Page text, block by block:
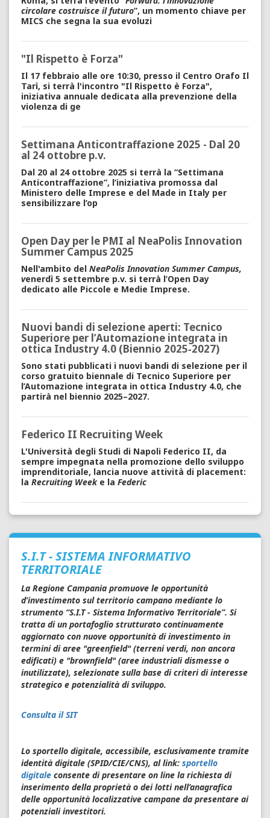
circolare costruisce il futuro”, un momento chiave per
MICS che segna la sua evoluzi
"Il Rispetto è Forza"
Il 17 febbraio alle ore 10:30, presso il Centro Orafo Il
Tarì, si terrà l'incontro "Il Rispetto è Forza",
iniziativa annuale dedicata alla prevenzione della
violenza di ge
Settimana Anticontraffazione 2025 - Dal 20
al 24 ottobre p.v.
Dal 20 al 24 ottobre 2025 si terrà la “Settimana
Anticontraffazione”, l’iniziativa promossa dal
Ministero delle Imprese e del Made in Italy per
sensibilizzare l’op
Open Day per le PMI al NeaPolis Innovation
Summer Campus 2025
Nell'ambito del NeaPolis Innovation Summer Campus,
venerdì 5 settembre p.v. si terrà l’Open Day
dedicato alle Piccole e Medie Imprese.
Nuovi bandi di selezione aperti: Tecnico
Superiore per l’Automazione integrata in
ottica Industry 4.0 (Biennio 2025‑2027)
Sono stati pubblicati i nuovi bandi di selezione per il
corso gratuito biennale di Tecnico Superiore per
l’Automazione integrata in ottica Industry 4.0, che
partirà nel biennio 2025–2027.
Federico II Recruiting Week
L'Università degli Studi di Napoli Federico II, da
sempre impegnata nella promozione dello sviluppo
imprenditoriale, lancia nuove attività di placement:
la Recruiting Weeke la Federic
S.I.T - SISTEMA INFORMATIVO
TERRITORIALE
La Regione Campania promuove le opportunità
d’investimento sul territorio campano mediante lo
strumento “S.I.T - Sistema Informativo Territoriale”. Si
tratta di un portafoglio strutturato continuamente
aggiornato con nuove opportunità di investimento in
termini di aree "greenfield" (terreni verdi, non ancora
edificati) e "brownfield" (aree industriali dismesse o
inutilizzate), selezionate sulla base di criteri di interesse
strategico e potenzialità di sviluppo.
Consulta il SIT
Lo sportello digitale, accessibile, esclusivamente tramite
identità digitale (SPID/CIE/CNS), al link: sportello
digitale consente di presentare on line la richiesta di
inserimento della proprietà o dei lotti nell’anagrafica
delle opportunità localizzative campane da presentare ai
potenziali investitori.